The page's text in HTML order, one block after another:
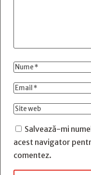
Salvează-mi
acest navigator
comentez.